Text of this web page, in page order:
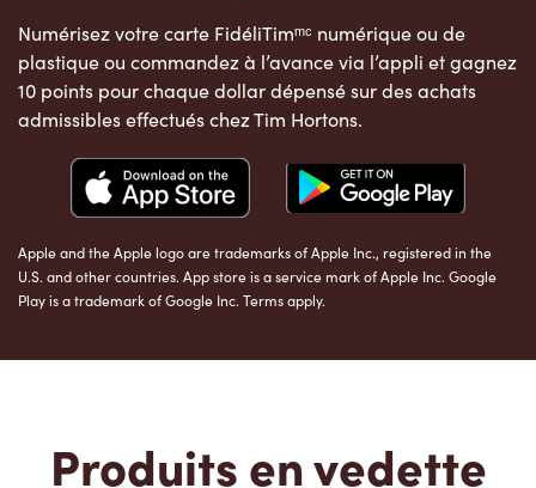
Numérisez votre carte FidéliTimᵐᶜ numérique ou de
plastique ou commandez à l’avance via l’appli et gagnez
10 points pour chaque dollar dépensé sur des achats
admissibles effectués chez Tim Hortons.
Apple and the Apple logo are trademarks of Apple Inc., registered in the
U.S. and other countries. App store is a service mark of Apple Inc. Google
Play is a trademark of Google Inc. Terms apply.
Produits en vedette